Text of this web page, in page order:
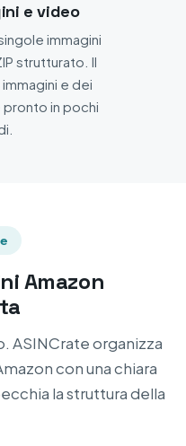
e video
immagini
strutturato. Il
e dei
pronto in pochi
Amazon
ASINCrate organizza
con una chiara
la struttura della